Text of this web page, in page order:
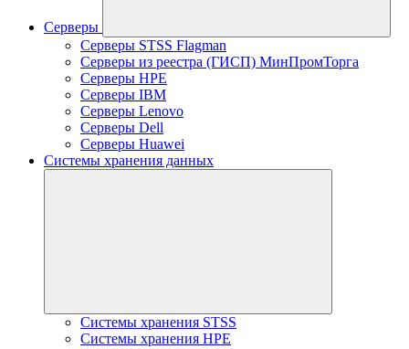
Серверы
Серверы STSS Flagman
Серверы из реестра (ГИСП) МинПромТорга
Серверы HPE
Серверы IBM
Серверы Lenovo
Серверы Dell
Серверы Huawei
Системы хранения данных
Системы хранения STSS
Системы хранения HPE